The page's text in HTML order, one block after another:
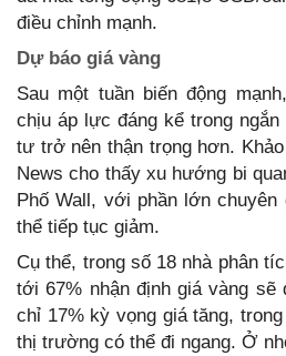
điều chỉnh mạnh.
Dự báo giá vàng
Sau một tuần biến động
chịu áp lực đáng kể trong
tư trở nên thận trọng hơn.
News cho thấy xu hướng bi
Phố Wall, với phần lớn
thể tiếp tục giảm.
Cụ thể, trong số 18 nhà phân
tới 67% nhận định giá vàng sẽ
chỉ 17% kỳ vọng giá tăng,
thị trường có thể đi ngang. Ở